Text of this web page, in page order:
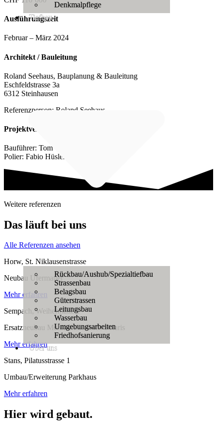
Denkmalpflege
Tiefbau
Rückbau/Aushub/Spezialtiefbau
Strassenbau
Belagsbau
Güterstrassen
Leitungsbau
Wasserbau
Umgebungsarbeiten
Friedhofsanierung
Über uns
Ausführungszeit
Februar – März 2024
Architekt / Bauleitung
Roland Seehaus, Bauplanung & Bauleitung
Eschfeldstrasse 3a
6312 Steinhausen
Referenzperson: Roland Seehaus
Projektverantwortliche
Bauführer: Tom von Felten
Polier: Fabio Hüsler
Weitere referenzen
Das läuft bei uns
Alle Referenzen ansehen
Horw, St. Niklausenstrasse
Neubau Ufermauer
Mehr erfahren
Sempach, Weihermatte 1
Ersatzneubau Mehrfamilienhaus Solaris
Mehr erfahren
Stans, Pilatusstrasse 1
Umbau/Erweiterung Parkhaus
Mehr erfahren
Hier wird gebaut.